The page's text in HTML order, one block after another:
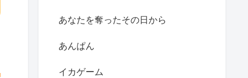
あなたを奪ったその日から
あんぱん
イカゲーム